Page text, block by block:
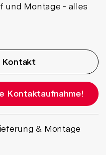
und Montage - alles
Kontaktaufnahme!
& Montage